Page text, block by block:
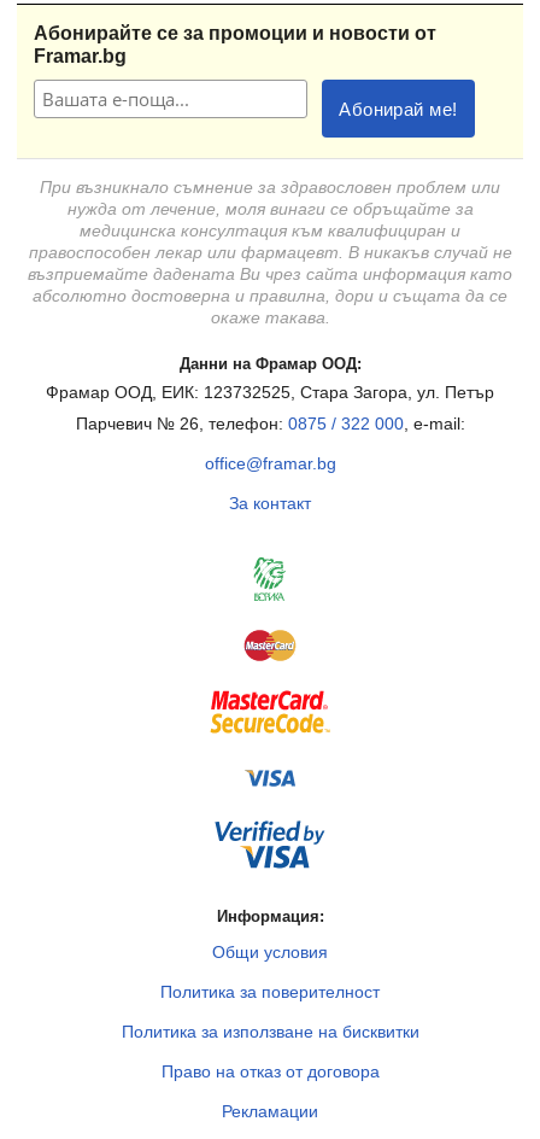
Абонирайте се за промоции и новости от
Framar.bg
При възникнало съмнение за здравословен проблем или
нужда от лечение, моля винаги се обръщайте за
медицинска консултация към квалифициран и
правоспособен лекар или фармацевт. В никакъв случай не
възприемайте дадената Ви чрез сайта информация като
абсолютно достоверна и правилна, дори и същата да се
окаже такава.
Данни на Фрамар ООД:
Фрамар ООД, ЕИК: 123732525, Стара Загора, ул. Петър
Парчевич № 26, телефон: 0875 / 322 000, e-mail:
office@framar.bg
За контакт
Информация:
Общи условия
Политика за поверителност
Политика за използване на бисквитки
Право на отказ от договора
Рекламации